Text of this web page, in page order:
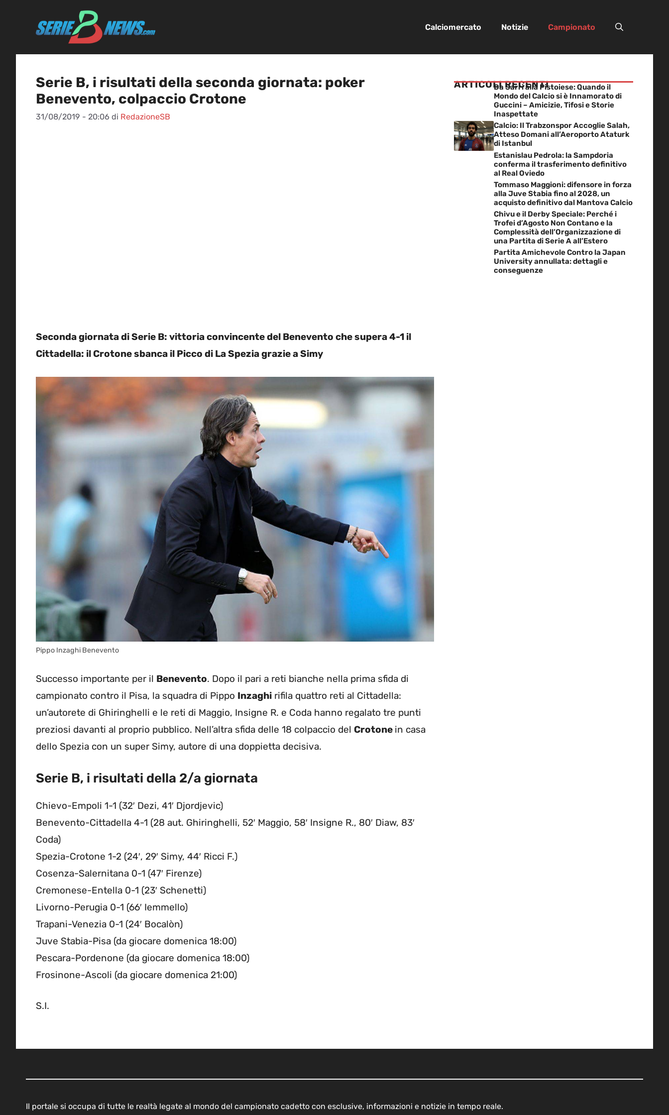
Calciomercato Notizie Campionato
Serie B, i risultati della seconda giornata: poker
Benevento, colpaccio Crotone
31/08/2019 - 20:06 di RedazioneSB
Seconda giornata di Serie B: vittoria convincente del Benevento che supera 4-1 il
Cittadella: il Crotone sbanca il Picco di La Spezia grazie a Simy
Pippo Inzaghi Benevento
Successo importante per il Benevento. Dopo il pari a reti bianche nella prima sfida di
campionato contro il Pisa, la squadra di Pippo Inzaghi rifila quattro reti al Cittadella:
un’autorete di Ghiringhelli e le reti di Maggio, Insigne R. e Coda hanno regalato tre punti
preziosi davanti al proprio pubblico. Nell’altra sfida delle 18 colpaccio del Crotone in casa
dello Spezia con un super Simy, autore di una doppietta decisiva.
Serie B, i risultati della 2/a giornata
Chievo-Empoli 1-1 (32′ Dezi, 41′ Djordjevic)
Benevento-Cittadella 4-1 (28 aut. Ghiringhelli, 52′ Maggio, 58′ Insigne R., 80′ Diaw, 83′
Coda)
Spezia-Crotone 1-2 (24′, 29′ Simy, 44′ Ricci F.)
Cosenza-Salernitana 0-1 (47′ Firenze)
Cremonese-Entella 0-1 (23′ Schenetti)
Livorno-Perugia 0-1 (66′ Iemmello)
Trapani-Venezia 0-1 (24′ Bocalòn)
Juve Stabia-Pisa (da giocare domenica 18:00)
Pescara-Pordenone (da giocare domenica 18:00)
Frosinone-Ascoli (da giocare domenica 21:00)
S.I.
ARTICOLI RECENTI
Da Sarri alla Pistoiese: Quando il
Mondo del Calcio si è Innamorato di
Guccini – Amicizie, Tifosi e Storie
Inaspettate
Calcio: Il Trabzonspor Accoglie Salah,
Atteso Domani all’Aeroporto Ataturk
di Istanbul
Estanislau Pedrola: la Sampdoria
conferma il trasferimento definitivo
al Real Oviedo
Tommaso Maggioni: difensore in forza
alla Juve Stabia fino al 2028, un
acquisto definitivo dal Mantova Calcio
Chivu e il Derby Speciale: Perché i
Trofei d’Agosto Non Contano e la
Complessità dell’Organizzazione di
una Partita di Serie A all’Estero
Partita Amichevole Contro la Japan
University annullata: dettagli e
conseguenze
Il portale si occupa di tutte le realtà legate al mondo del campionato cadetto con esclusive, informazioni e notizie in tempo reale.